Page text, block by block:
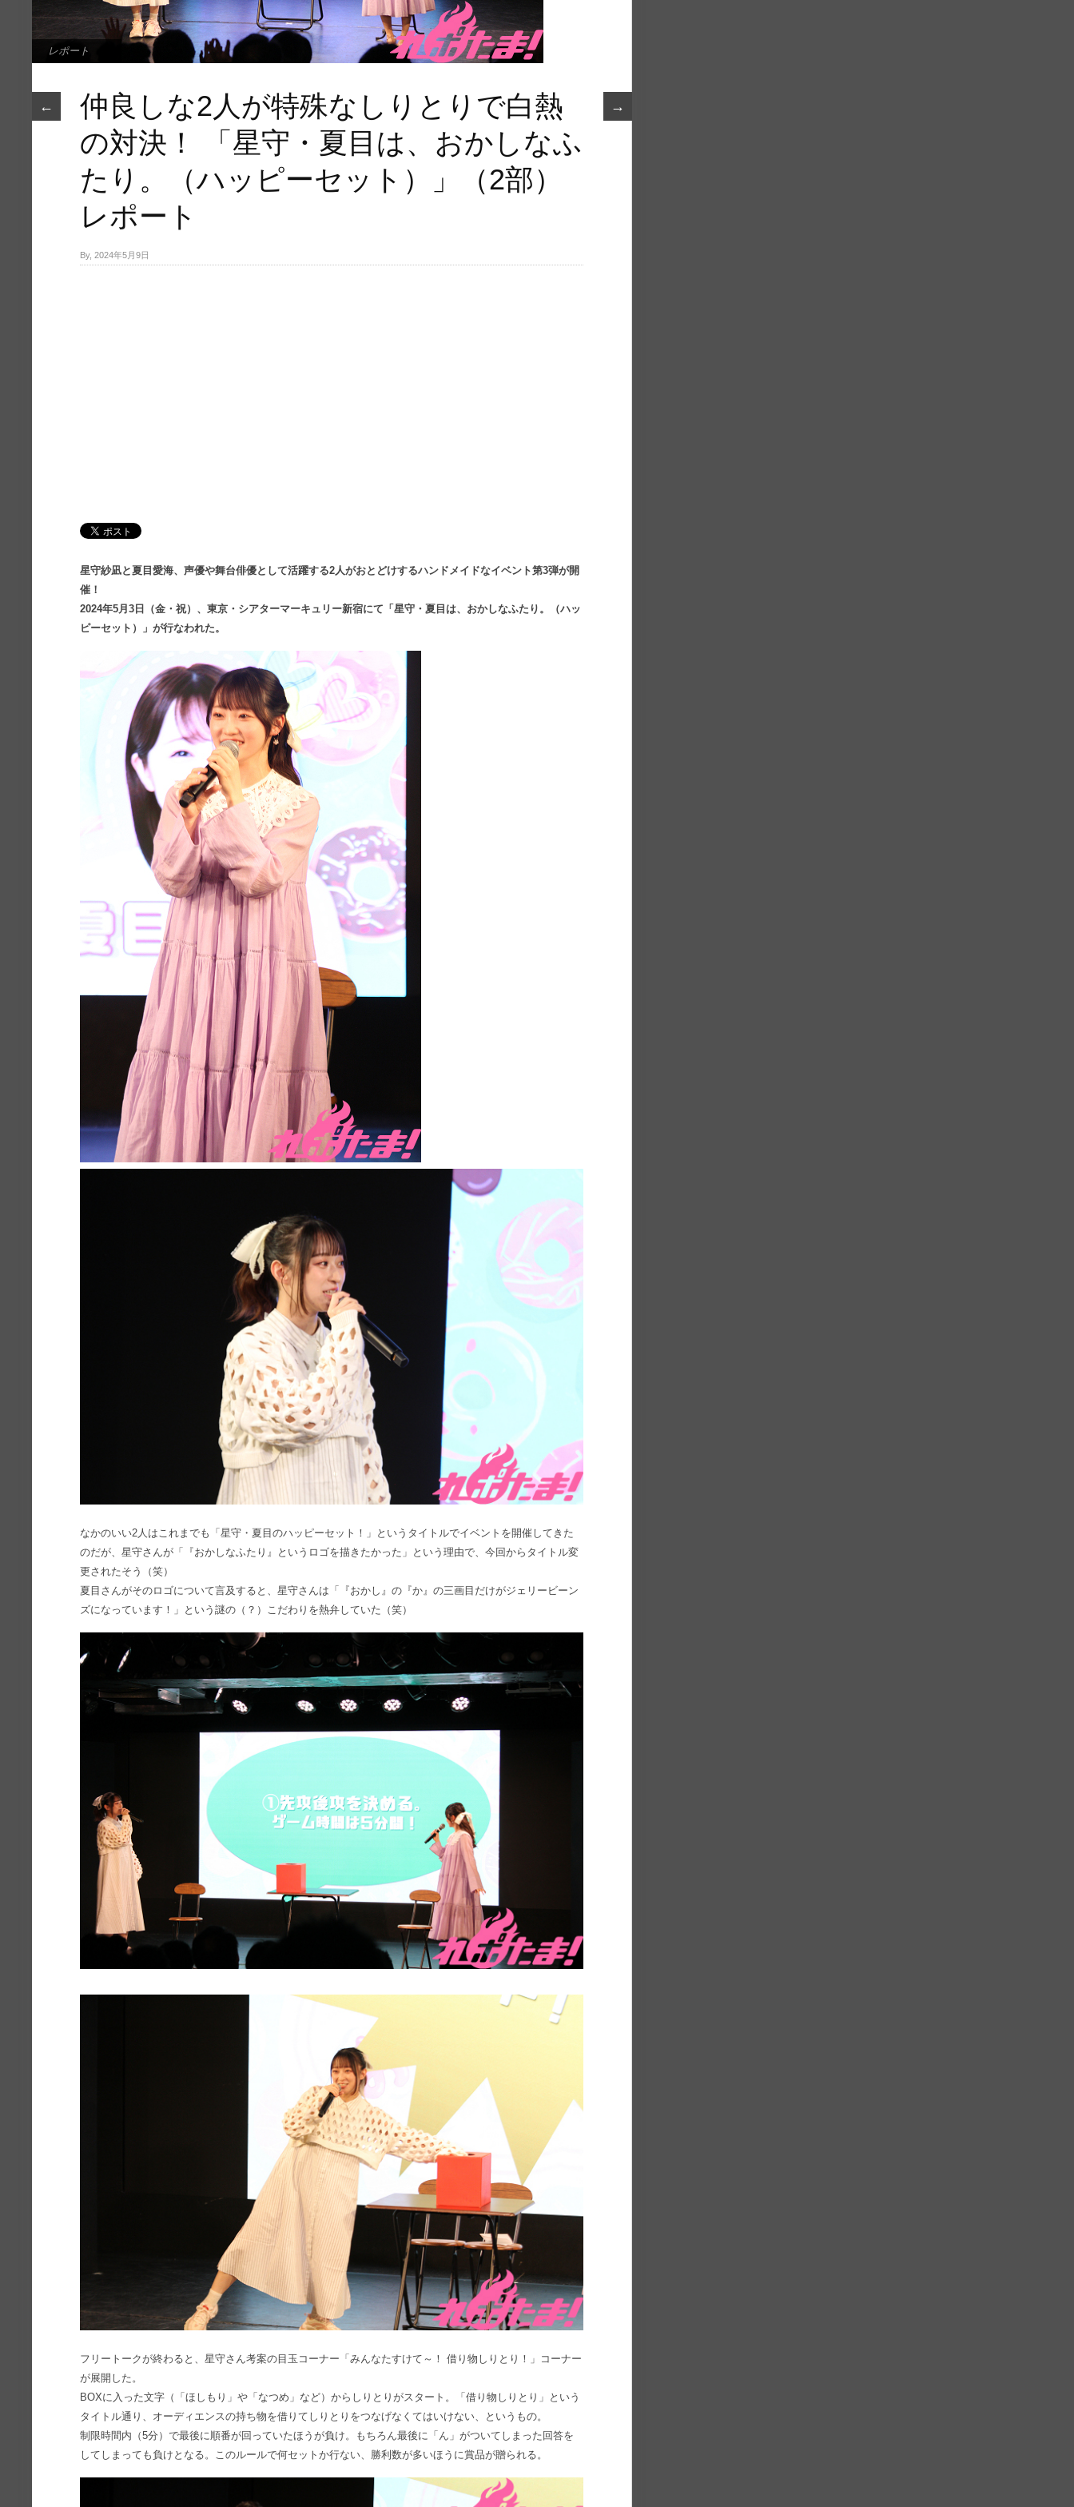
レポート
← →
仲良しな2人が特殊なしりとりで白熱
の対決！ 「星守・夏目は、おかしなふ
たり。（ハッピーセット）」（2部）
レポート
By, 2024年5月9日
星守紗凪と夏目愛海、声優や舞台俳優として活躍する2人がおとどけするハンドメイドなイベント第3弾が開
催！
2024年5月3日（金・祝）、東京・シアターマーキュリー新宿にて「星守・夏目は、おかしなふたり。（ハッ
ピーセット）」が行なわれた。
なかのいい2人はこれまでも「星守・夏目のハッピーセット！」というタイトルでイベントを開催してきた
のだが、星守さんが「『おかしなふたり』というロゴを描きたかった」という理由で、今回からタイトル変
更されたそう（笑）
夏目さんがそのロゴについて言及すると、星守さんは「『おかし』の『か』の三画目だけがジェリービーン
ズになっています！」という謎の（？）こだわりを熱弁していた（笑）
フリートークが終わると、星守さん考案の目玉コーナー「みんなたすけて～！ 借り物しりとり！」コーナー
が展開した。
BOXに入った文字（「ほしもり」や「なつめ」など）からしりとりがスタート。「借り物しりとり」という
タイトル通り、オーディエンスの持ち物を借りてしりとりをつなげなくてはいけない、というもの。
制限時間内（5分）で最後に順番が回っていたほうが負け。もちろん最後に「ん」がついてしまった回答を
してしまっても負けとなる。このルールで何セットか行ない、勝利数が多いほうに賞品が贈られる。